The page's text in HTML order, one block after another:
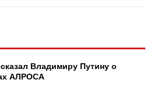
Владимиру Путину о
АЛРОСА